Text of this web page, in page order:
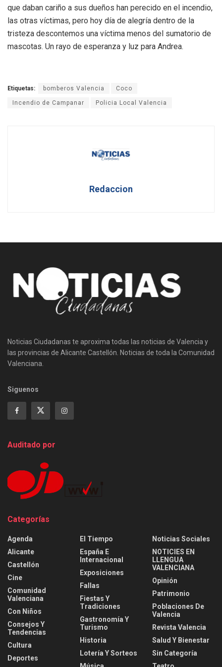
que daban cariño a sus dueños han perecido en el incendio,
las otras víctimas, pero hoy día de alegría dentro de la
tristeza descontemos una víctima menos del sumatorio de
mascotas. Un rayo de esperanza y luz para Andrea.
Etiquetas: bomberos Valencia Coco
Incendio de Campanar Policia Local Valencia
Redaccion
Noticias Ciudadanas te aproxima todas las noticias de Valencia y
las provincias de Alicante Castellón. Noticias de toda la Comunidad
Valenciana.
Siguenos
Auditado por
Categorías
Agenda
Alicante
Castellón
Cine
Comunidad
Valenciana
Con Niños
Consejos Y
Tendencias
Cultura
Deportes
El Tiempo
España E
Internacional
Exposiciones
Fallas
Fiestas Y
Tradiciones
Gastronomía Y
Turismo
Historia
Lotería Y Sorteos
Noticias Sociales
NOTICIES EN
LLENGUA
VALENCIANA
Opinión
Patrimonio
Poblaciones De
Valencia
Revista Valencia
Salud Y Bienestar
Sin Categoría